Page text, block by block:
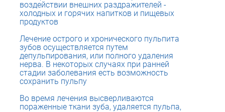
воздействии внешних раздражителей -
холодных и горячих напитков и пищевых
продуктов
Лечение острого и хронического пульпита
зубов осуществляется путем
депульпирования, или полного удаления
нерва. В некоторых случаях при ранней
стадии заболевания есть возможность
сохранить пульпу
Во время лечения высверливаются
пораженные ткани зуба, удаляется пульпа,